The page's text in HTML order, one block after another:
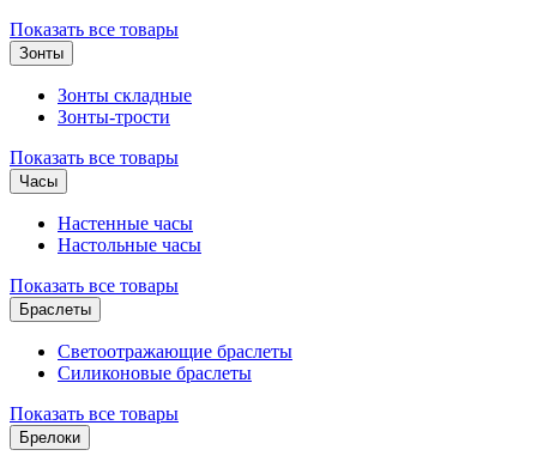
Показать все товары
Зонты
Зонты складные
Зонты-трости
Показать все товары
Часы
Настенные часы
Настольные часы
Показать все товары
Браслеты
Светоотражающие браслеты
Силиконовые браслеты
Показать все товары
Брелоки